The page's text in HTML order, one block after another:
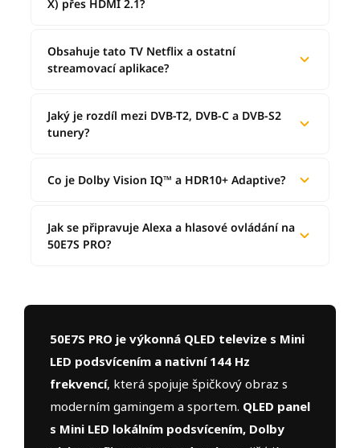
X) přes HDMI 2.1?
Obsahuje tato TV Netflix a ostatní
streamovací aplikace?
Jaký je rozdíl mezi DVB-T2, DVB-C a DVB-S2
tunery?
Co je Dolby Vision IQ™ a HDR10+ Adaptive?
Jak se připravuje Alexa a hlasové ovládání na
50E7S PRO?
50E7S PRO je výkonná QLED televize s Mini
LED podsvícením a nativní 144 Hz
frekvencí, která spojuje špičkový obraz s
moderním gamingem a sportem. QLED panel
s Mini LED lokálním podsvícením, Dolby